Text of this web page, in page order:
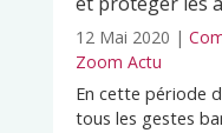
12 Mai 2020 |
Zoom Actu
En cette période
tous les gestes